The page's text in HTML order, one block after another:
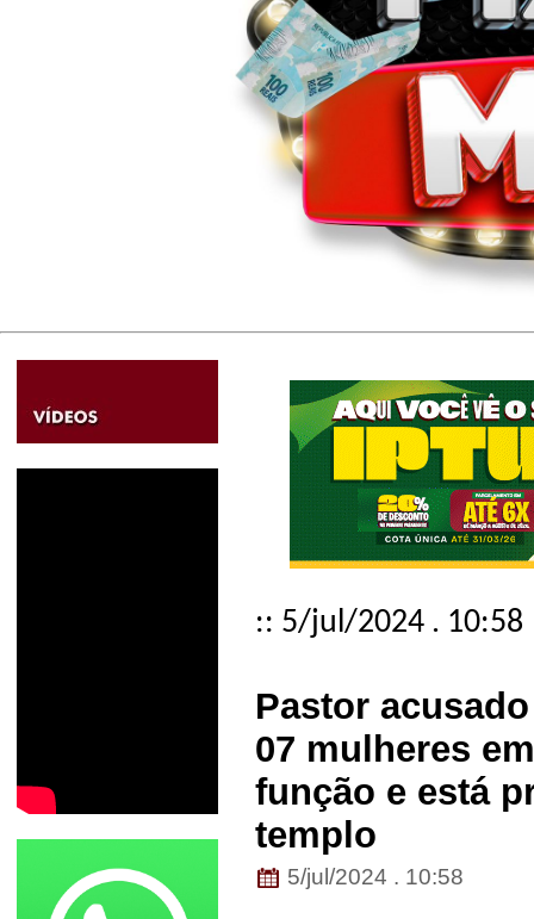
:: 5/jul/2024 . 10:58
Pastor
07 mulheres
função e está
templo
5/jul/2024 . 10:58